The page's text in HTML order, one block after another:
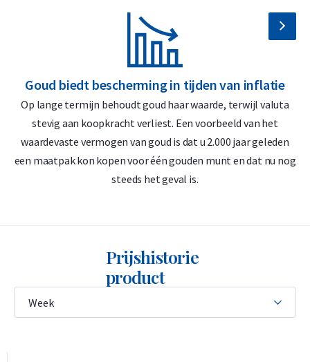
goudbaar van C. Hafner
Geleverd in een gesealde blisterverpakking met CertiCard-
Verzekerde verzending of afhalen op afspraak in Alkmaar,
Rotterdam of Breda
Veilige en verzekerde opslag mogelijk viaHolland Gold Safe
Waarom kiezen voor de C. Hafner 1
Ideaal voor kleine transacties
LBMA-geaccrediteerd
Goud biedt bescherming in tijden van inflatie
Op lange termijn behoudt goud haar waarde, terwijl valuta
stevig aan koopkracht verliest. Een voorbeeld van het
waardevaste vermogen van goud is dat u 2.000 jaar geleden
een maatpak kon kopen voor één gouden munt en dat nu nog
steeds het geval is.
Prijshistorie
product